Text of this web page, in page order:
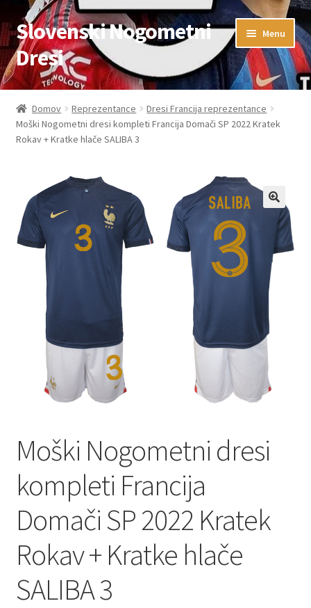
Skip
to
navigation
Skip
to
content
Slovenski Nogometni
Dresi
Menu
Domov
Blog
Kontaktiraj nas
Košarica
Moj račun
Trgovina
Zaključek nakupa
Domov Reprezentance
Dresi Francija reprezentance
Moški Nogometni dresi kompleti Francija Domači SP 2022 Kratek
Rokav + Kratke hlače SALIBA 3
Moški Nogometni dresi
kompleti Francija
Domači SP 2022 Kratek
Rokav + Kratke hlače
SALIBA 3